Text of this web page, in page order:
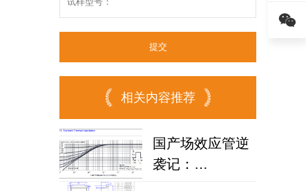
相关内容推荐
国产场效应管逆
袭记：
